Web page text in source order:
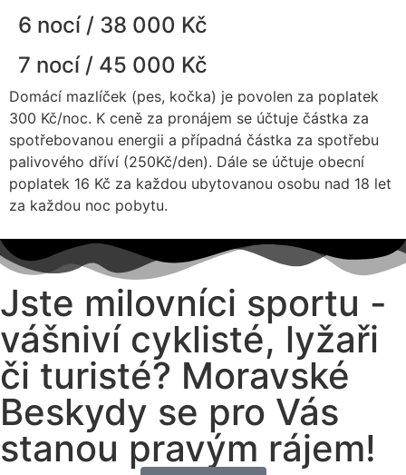
6 nocí / 38 000 Kč
7 nocí / 45 000 Kč
Domácí mazlíček (pes, kočka) je povolen za poplatek
300 Kč/noc. K ceně za pronájem se účtuje částka za
spotřebovanou energii a případná částka za spotřebu
palivového dříví (250Kč/den). Dále se účtuje obecní
poplatek 16 Kč za každou ubytovanou osobu nad 18 let
za každou noc pobytu.
Jste milovníci sportu -
vášniví cyklisté, lyžaři
či turisté? Moravské
Beskydy se pro Vás
stanou pravým rájem!